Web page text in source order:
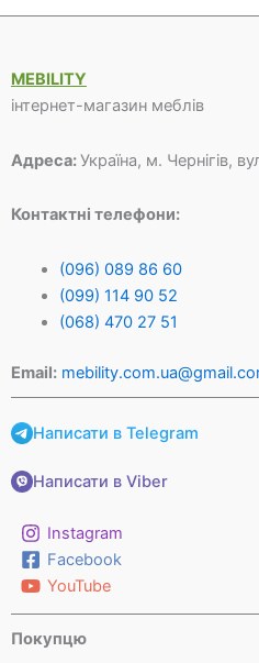
MEBILITY
інтернет-магазин меблів
Адреса:Україна, м. Чернігів,
Контактні телефони:
(096) 089 86 60
(099) 114 90 52
(068) 470 27 51
Email:
Написати в Telegram
Написати в Viber
Instagram
Facebook
YouTube
Покупцю